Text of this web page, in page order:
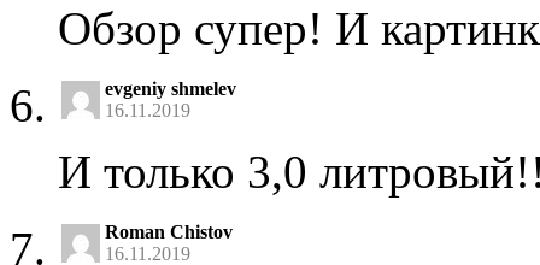
Обзор супер! И
evgeniy shmelev
16.11.2019
И только 3,0
Roman Chistov
16.11.2019